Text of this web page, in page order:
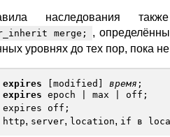
наследования
merge;
,
уровнях до тех пор, пока
expires modified время ;
expires epoch max off ;
expires off;
http, server, location, if в